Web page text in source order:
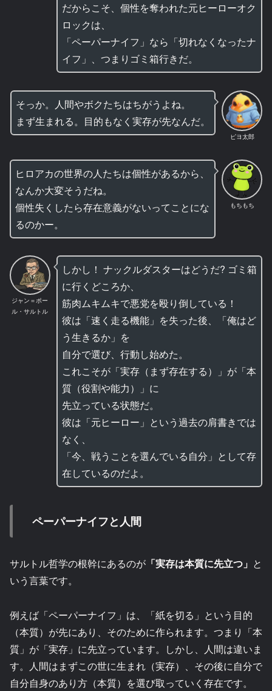
だからこそ、個性を奪われた元ヒーローオク
ロックは、
「ペーパーナイフ」なら「切れなくなったナ
イフ」、つまりゴミ箱行きだ。
ピヨ太郎
そっか。人間やボクたちはちがうよね。
まず生まれる。目的もなく実存が先なんだ。
もちもち
ヒロアカの世界の人たちは個性があるから、
なんか大変そうだね。
個性失くしたら存在意義がないってことにな
るのかー。
ジャン＝ポー
ル・サルトル
しかし！ ナックルダスターはどうだ? ゴミ箱
に行くどころか、
筋肉ムキムキで悪党を殴り倒している！
彼は「速く走る機能」を失った後、「俺はど
う生きるか」を
自分で選び、行動し始めた。
これこそが「実存（まず存在する）」が「本
質（役割や能力）」に
先立っている状態だ。
彼は「元ヒーロー」という過去の肩書きでは
なく、
「今、戦うことを選んでいる自分」として存
在しているのだよ。
ペーパーナイフと人間
サルトル哲学の根幹にあるのが 「実存は本質に先立つ」 と
いう言葉です。
例えば「ペーパーナイフ」は、「紙を切る」という目的
（本質）が先にあり、そのために作られます。つまり「本
質」が「実存」に先立っています。しかし、人間は違いま
す。人間はまずこの世に生まれ（実存）、その後に自分で
自分自身のあり方（本質）を選び取っていく存在です。